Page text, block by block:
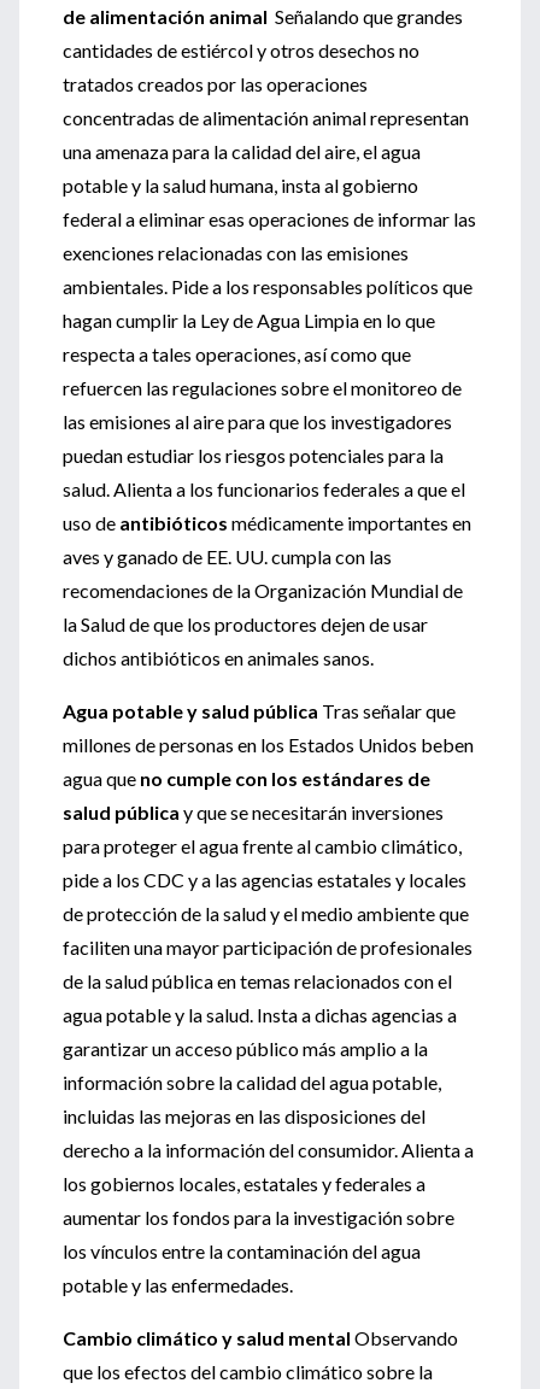
de alimentación animal Señalando que grandes
cantidades de estiércol y otros desechos no
tratados creados por las operaciones
concentradas de alimentación animal representan
una amenaza para la calidad del aire, el agua
potable y la salud humana, insta al gobierno
federal a eliminar esas operaciones de informar las
exenciones relacionadas con las emisiones
ambientales. Pide a los responsables políticos que
hagan cumplir la Ley de Agua Limpia en lo que
respecta a tales operaciones, así como que
refuercen las regulaciones sobre el monitoreo de
las emisiones al aire para que los investigadores
puedan estudiar los riesgos potenciales para la
salud. Alienta a los funcionarios federales a que el
uso de antibióticos médicamente importantes en
aves y ganado de EE. UU. cumpla con las
recomendaciones de la Organización Mundial de
la Salud de que los productores dejen de usar
dichos antibióticos en animales sanos.
Agua potable y salud pública Tras señalar que
millones de personas en los Estados Unidos beben
agua que no cumple con los estándares de
salud pública y que se necesitarán inversiones
para proteger el agua frente al cambio climático,
pide a los CDC y a las agencias estatales y locales
de protección de la salud y el medio ambiente que
faciliten una mayor participación de profesionales
de la salud pública en temas relacionados con el
agua potable y la salud. Insta a dichas agencias a
garantizar un acceso público más amplio a la
información sobre la calidad del agua potable,
incluidas las mejoras en las disposiciones del
derecho a la información del consumidor. Alienta a
los gobiernos locales, estatales y federales a
aumentar los fondos para la investigación sobre
los vínculos entre la contaminación del agua
potable y las enfermedades.
Cambio climático y salud mental Observando
que los efectos del cambio climático sobre la